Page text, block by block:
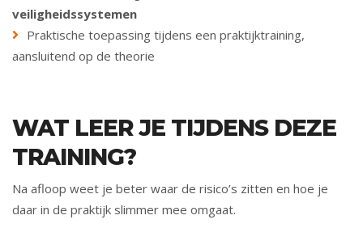
veiligheidssystemen
Praktische toepassing tijdens een praktijktraining,
aansluitend op de theorie
WAT LEER JE TIJDENS DEZE
TRAINING?
Na afloop weet je beter waar de risico’s zitten en hoe je
daar in de praktijk slimmer mee omgaat.